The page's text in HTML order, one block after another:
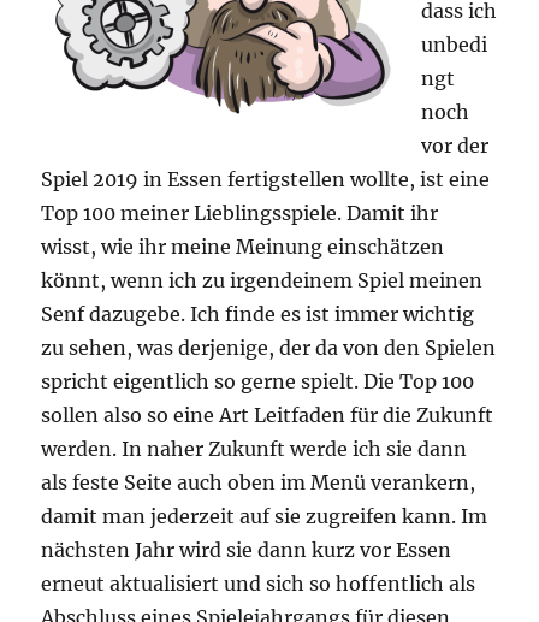
dass ich
unbedi
ngt
noch
vor der
Spiel 2019 in Essen fertigstellen wollte, ist eine
Top 100 meiner Lieblingsspiele. Damit ihr
wisst, wie ihr meine Meinung einschätzen
könnt, wenn ich zu irgendeinem Spiel meinen
Senf dazugebe. Ich finde es ist immer wichtig
zu sehen, was derjenige, der da von den Spielen
spricht eigentlich so gerne spielt. Die Top 100
sollen also so eine Art Leitfaden für die Zukunft
werden. In naher Zukunft werde ich sie dann
als feste Seite auch oben im Menü verankern,
damit man jederzeit auf sie zugreifen kann. Im
nächsten Jahr wird sie dann kurz vor Essen
erneut aktualisiert und sich so hoffentlich als
Abschluss eines Spielejahrgangs für diesen